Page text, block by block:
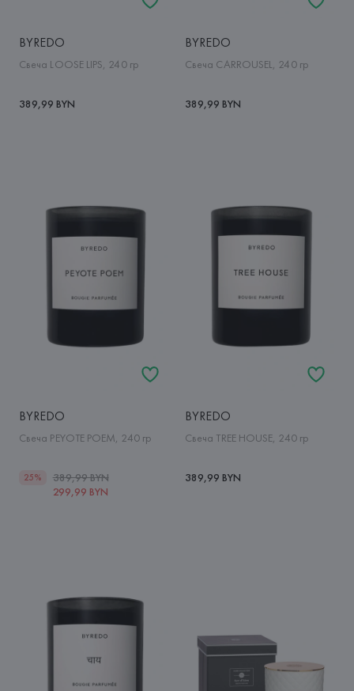
BYREDO
Свеча LOOSE LIPS, 240 гр
389,99 BYN
BYREDO
Свеча CARROUSEL, 240 гр
389,99 BYN
BYREDO
Свеча PEYOTE POEM, 240 гр
25%
389,99 BYN
299,99 BYN
BYREDO
Свеча TREE HOUSE, 240 гр
389,99 BYN